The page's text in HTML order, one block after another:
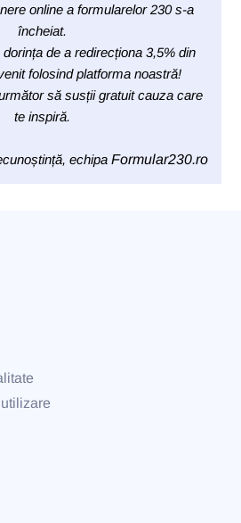
online a formularelor 230 s-a
încheiat.
de a redirecționa 3,5% din
folosind platforma noastră!
să susții gratuit cauza care
te inspiră.
echipa Formular230.ro